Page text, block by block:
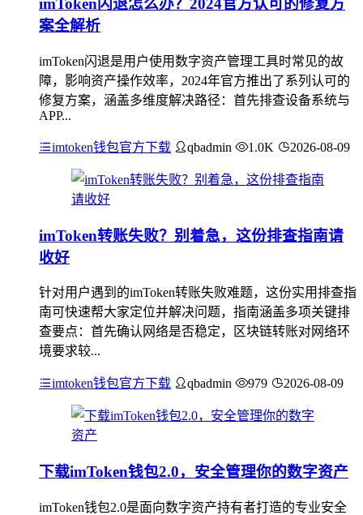
imToken闪退怎么办？2024官方认可的修复方
案全解析
imToken闪退是用户使用数字资产管理工具时常见的故
障，影响资产操作效率，2024年官方推出了系列认可的
修复方案，涵盖多维度解决路径：首先排查设备系统与
APP...
imtoken钱包官方下载 qbadmin 1.0K 2026-08-09
imToken转账失败？别着急，这份排查指南请
收好
针对用户遇到的imToken转账失败难题，这份实用排查指
南可快速帮大家定位并解决问题，指南涵盖多项关键排
查要点：首先确认网络是否稳定，区块链转账对网络环
境要求较...
imtoken钱包官方下载 qbadmin 979 2026-08-09
下载imToken钱包2.0，安全管理你的数字资产
imToken钱包2.0是面向数字资产持有者打造的专业安全